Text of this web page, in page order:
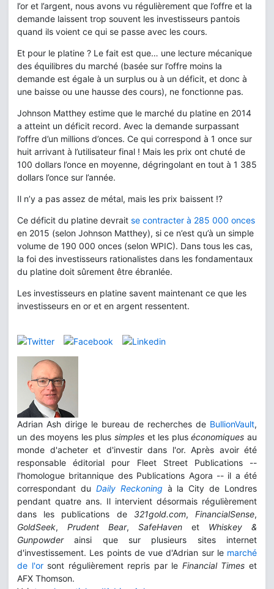
l’or et l’argent, nous avons vu régulièrement que l’offre et la
demande laissent trop souvent les investisseurs pantois
quand ils voient ce qui se passe avec les cours.
Et pour le platine ? Le fait est que… une lecture mécanique
des équilibres du marché (basée sur l’offre moins la
demande est égale à un surplus ou à un déficit, et donc à
une baisse ou une hausse des cours), ne fonctionne pas.
Johnson Matthey estime que le marché du platine en 2014
a atteint un déficit record. Avec la demande surpassant
l’offre d’un millions d’onces. Ce qui correspond à 1 once sur
huit arrivant à l’utilisateur final ! Mais les prix ont chuté de
100 dollars l’once en moyenne, dégringolant en tout à 1 385
dollars l’once sur l’année.
Il n’y a pas assez de métal, mais les prix baissent !?
Ce déficit du platine devrait se contracter à 285 000 onces
en 2015 (selon Johnson Matthey), si ce n’est qu’à un simple
volume de 190 000 onces (selon WPIC). Dans tous les cas,
la foi des investisseurs rationalistes dans les fondamentaux
du platine doit sûrement être ébranlée.
Les investisseurs en platine savent maintenant ce que les
investisseurs en or et en argent ressentent.
Adrian Ash dirige le bureau de recherches de BullionVault,
un des moyens les plus simples et les pluséconomiquesau
monde d'acheter et d'investir dans l'or. Après avoir été
responsable éditorial pour Fleet Street Publications --
l'homologue britannique des Publications Agora -- il a été
correspondant du Daily Reckoning à la City de Londres
pendant quatre ans. Il intervient désormais régulièrement
dans les publications de 321gold.com,FinancialSense,
GoldSeek, Prudent Bear, SafeHaven et Whiskey &
Gunpowderainsi que sur plusieurs sites internet
d'investissement. Les points de vue d'Adrian sur le marché
de l'orsont régulièrement repris par le Financial Times et
AFX Thomson.